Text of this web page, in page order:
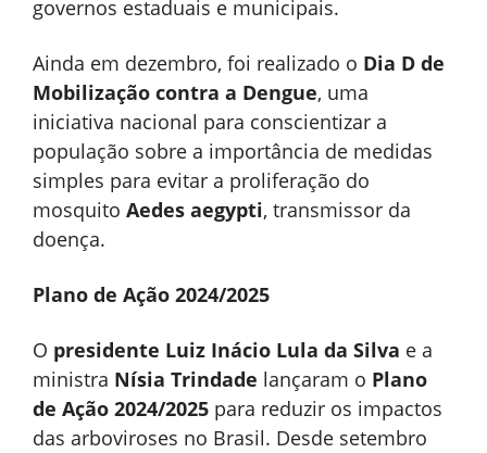
governos estaduais e municipais.
Ainda em dezembro, foi realizado o Dia D de
Mobilização contra a Dengue, uma
iniciativa nacional para conscientizar a
população sobre a importância de medidas
simples para evitar a proliferação do
mosquito Aedes aegypti, transmissor da
doença.
Plano de Ação 2024/2025
O presidente Luiz Inácio Lula da Silva e a
ministra Nísia Trindade lançaram o Plano
de Ação 2024/2025 para reduzir os impactos
das arboviroses no Brasil. Desde setembro